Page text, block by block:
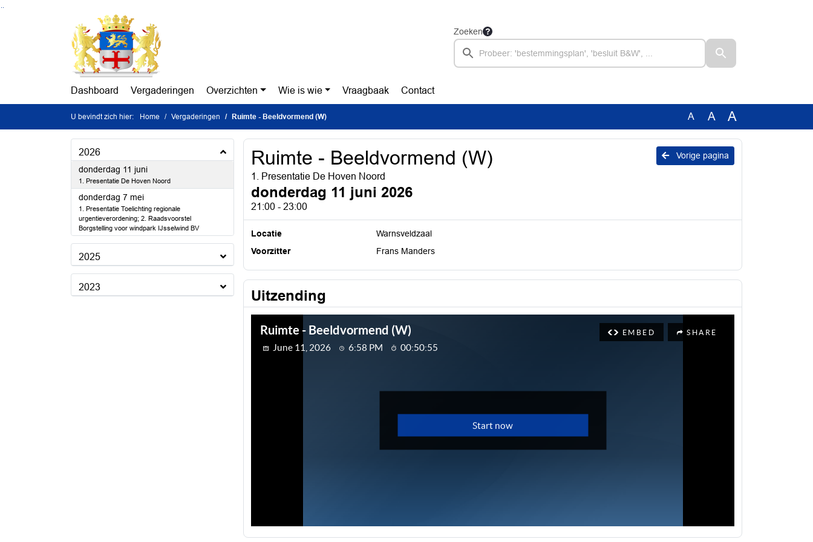
Ga naar de inhoud van deze pagina
Zoeken
Dashboard Vergaderingen Overzichten Wie is wie Vraagbaak Contact
U bevindt zich hier: Home Vergaderingen Ruimte - Beeldvormend (W) A A A
2026
donderdag 11 juni2026
1. Presentatie De Hoven Noord
donderdag 7 mei2026
1. Presentatie Toelichting regionale
urgentieverordening; 2. Raadsvoorstel
Borgstelling voor windpark IJsselwind BV
2025
2023
Vorige pagina
Ruimte - Beeldvormend (W)
1. Presentatie De Hoven Noord
donderdag 11 juni 2026
21:00 - 23:00
Locatie
Warnsveldzaal
Voorzitter
Frans Manders
Uitzending